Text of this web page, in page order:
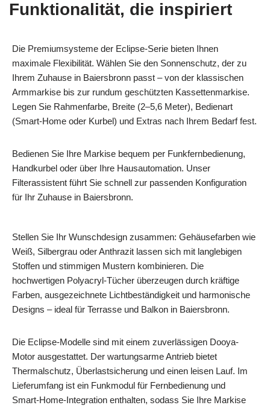
Funktionalität, die inspiriert
Die Premiumsysteme der Eclipse-Serie bieten Ihnen
maximale Flexibilität. Wählen Sie den Sonnenschutz, der zu
Ihrem Zuhause in Baiersbronn passt – von der klassischen
Armmarkise bis zur rundum geschützten Kassettenmarkise.
Legen Sie Rahmenfarbe, Breite (2–5,6 Meter), Bedienart
(Smart‑Home oder Kurbel) und Extras nach Ihrem Bedarf fest.
Bedienen Sie Ihre Markise bequem per Funkfernbedienung,
Handkurbel oder über Ihre Hausautomation. Unser
Filterassistent führt Sie schnell zur passenden Konfiguration
für Ihr Zuhause in Baiersbronn.
Stellen Sie Ihr Wunschdesign zusammen: Gehäusefarben wie
Weiß, Silbergrau oder Anthrazit lassen sich mit langlebigen
Stoffen und stimmigen Mustern kombinieren. Die
hochwertigen Polyacryl-Tücher überzeugen durch kräftige
Farben, ausgezeichnete Lichtbeständigkeit und harmonische
Designs – ideal für Terrasse und Balkon in Baiersbronn.
Die Eclipse-Modelle sind mit einem zuverlässigen Dooya-
Motor ausgestattet. Der wartungsarme Antrieb bietet
Thermalschutz, Überlastsicherung und einen leisen Lauf. Im
Lieferumfang ist ein Funkmodul für Fernbedienung und
Smart‑Home-Integration enthalten, sodass Sie Ihre Markise